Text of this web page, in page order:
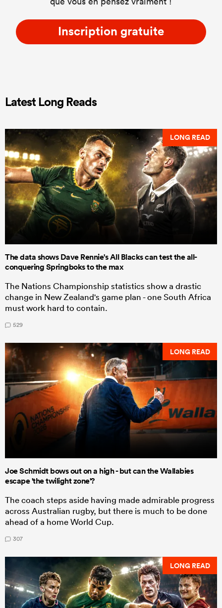
Inscription gratuite
Latest Long Reads
LONG READ
The data shows Dave Rennie's All Blacks can test the all-
conquering Springboks to the max
The Nations Championship statistics show a drastic
change in New Zealand's game plan - one South Africa
must work hard to contain.
529
LONG READ
Joe Schmidt bows out on a high - but can the Wallabies
escape 'the twilight zone'?
The coach steps aside having made admirable progress
across Australian rugby, but there is much to be done
ahead of a home World Cup.
307
LONG READ